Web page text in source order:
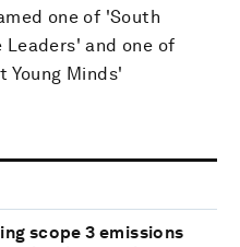
one of 'South
Leaders' and one of
Young Minds'
scope 3 emissions